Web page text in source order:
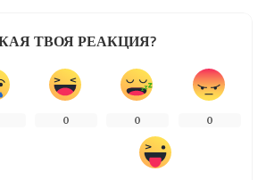
ТВОЯ РЕАКЦИЯ?
0 0 0